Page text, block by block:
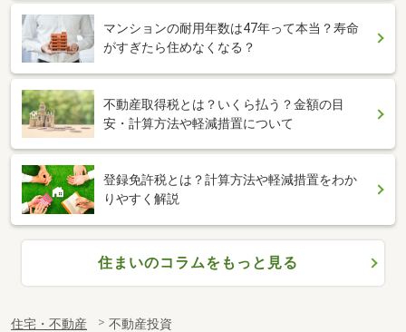
マンションの耐用年数は47年って本当？寿命
がすぎたら住めなくなる？
不動産取得税とは？いくら払う？金額の目
安・計算方法や軽減措置について
登録免許税とは？計算方法や軽減措置をわか
りやすく解説
住まいのコラムをもっと見る
住宅・不動産 不動産投資